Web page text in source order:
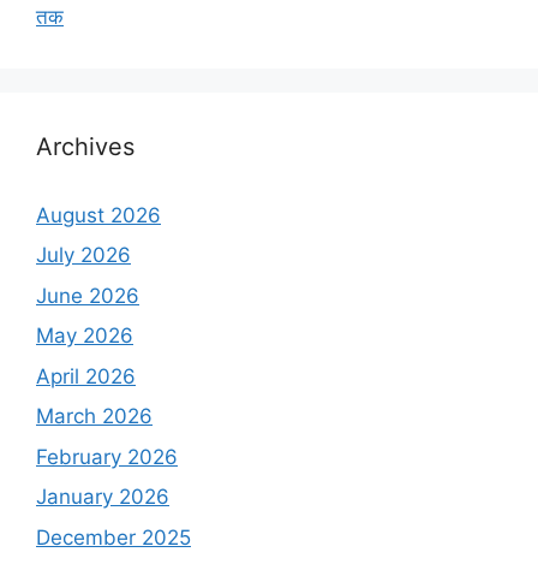
तक
Archives
August 2026
July 2026
June 2026
May 2026
April 2026
March 2026
February 2026
January 2026
December 2025